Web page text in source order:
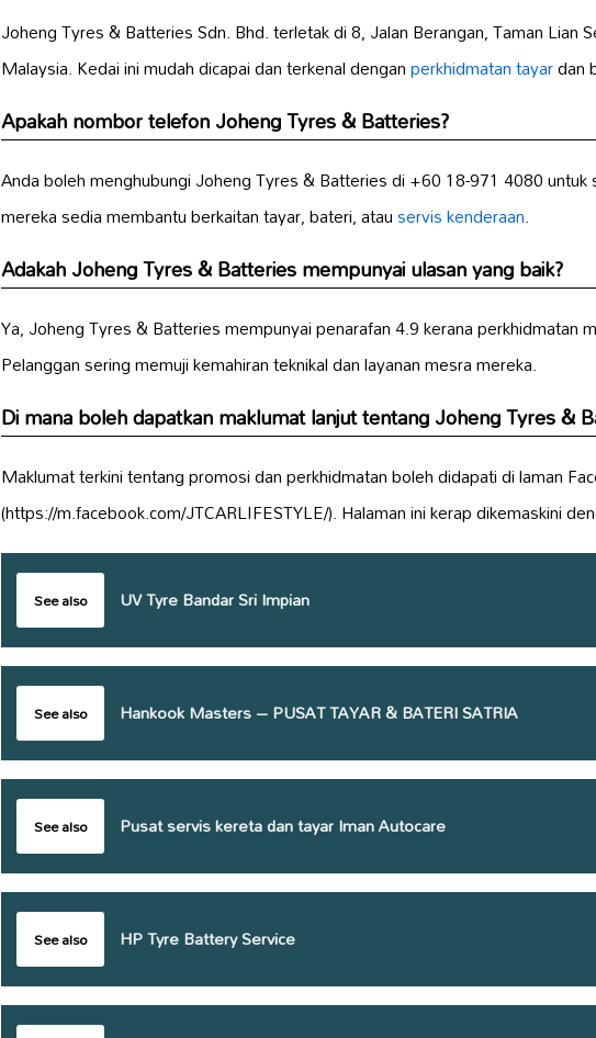
Joheng Tyres & Batteries Sdn. Bhd. terletak di 8, Jalan Berangan, Taman Lian
Malaysia. Kedai ini mudah dicapai dan terkenal denganperkhidmatan tayardan
Apakah nombor telefon Joheng Tyres & Batteries?
Anda boleh menghubungi Joheng Tyres & Batteries di +60 18-971 4080
mereka sedia membantu berkaitan tayar, bateri, atauservis kenderaan.
Adakah Joheng Tyres & Batteries mempunyai ulasan yang baik?
Ya, Joheng Tyres & Batteries mempunyai penarafan 4.9 kerana perkhidmatan
Pelanggan sering memuji kemahiran teknikal dan layanan mesra mereka.
Di mana boleh dapatkan maklumat lanjut tentang Joheng Tyres &
Maklumat terkini tentang promosi dan perkhidmatan boleh didapati di laman
(https://m.facebook.com/JTCARLIFESTYLE/). Halaman ini kerap dikemaskini
See also UV Tyre Bandar Sri Impian
See also Hankook Masters – PUSAT TAYAR & BATERI SATRIA
See also Pusat servis kereta dan tayar Iman Autocare
See also HP Tyre Battery Service